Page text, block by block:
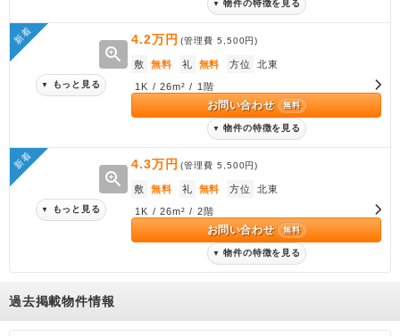
▼ 物件の特徴を見る
新着
zoom_in
▼ もっと見る
4.2万円 (管理費5,500円)
敷 無料 礼 無料 方位 北東
1K / 26m² / 1階
お問い合わせ 無料
▼ 物件の特徴を見る
新着
zoom_in
▼ もっと見る
4.3万円 (管理費5,500円)
敷 無料 礼 無料 方位 北東
1K / 26m² / 2階
お問い合わせ 無料
▼ 物件の特徴を見る
過去掲載物件情報